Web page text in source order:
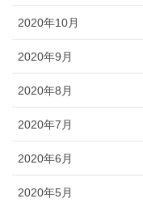
2020年10月
2020年9月
2020年8月
2020年7月
2020年6月
2020年5月